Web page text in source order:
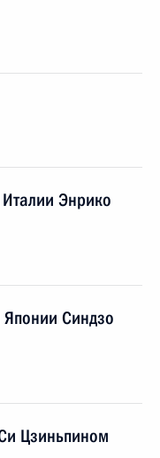
Энрико
Японии Синдзо
Цзиньпином